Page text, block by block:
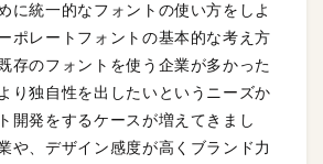
に統一的なフォントの使い方をしよ
ポレートフォントの基本的な考え方
存のフォントを使う企業が多かった
り独自性を出したいというニーズか
開発をするケースが増えてきまし
や、デザイン感度が高くブランド力